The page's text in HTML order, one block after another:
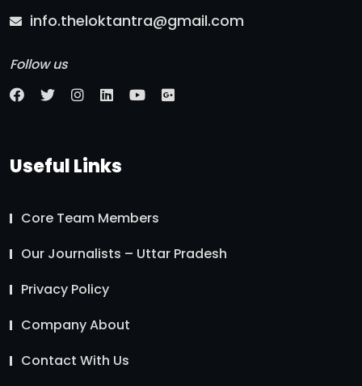
info.theloktantra@gmail.com
Follow us
Useful Links
Core Team Members
Our Journalists – Uttar Pradesh
Privacy Policy
Company About
Contact With Us